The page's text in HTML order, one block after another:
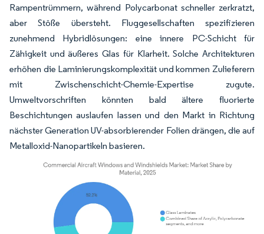
Rampentrümmern, während Polycarbonat schneller zerkratzt,
aber Stöße übersteht. Fluggesellschaften spezifizieren
zunehmend Hybridlösungen: eine innere PC-Schicht für
Zähigkeit und äußeres Glas für Klarheit. Solche Architekturen
erhöhen die Laminierungskomplexität und kommen Zulieferern
mit Zwischenschicht-Chemie-Expertise zugute.
Umweltvorschriften könnten bald ältere fluorierte
Beschichtungen auslaufen lassen und den Markt in Richtung
nächster Generation UV-absorbierender Folien drängen, die auf
Metalloxid-Nanopartikeln basieren.